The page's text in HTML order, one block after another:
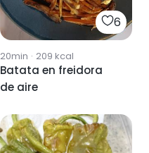
6
20min · 209 kcal
Batata en freidora
de aire